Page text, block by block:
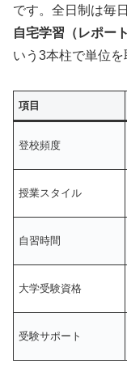
です。全日制は毎
自宅学習（レポー
いう3本柱で単位を
項目
登校頻度
授業スタイル
自習時間
大学受験資格
受験サポート